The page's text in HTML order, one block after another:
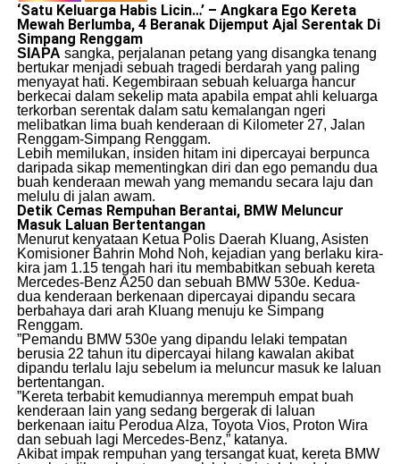
‘Satu Keluarga Habis Licin…’ – Angkara Ego Kereta
Mewah Berlumba, 4 Beranak Dijemput Ajal Serentak Di
Simpang Renggam
SIAPA sangka, perjalanan petang yang disangka tenang
bertukar menjadi sebuah tragedi berdarah yang paling
menyayat hati. Kegembiraan sebuah keluarga hancur
berkecai dalam sekelip mata apabila empat ahli keluarga
terkorban serentak dalam satu kemalangan ngeri
melibatkan lima buah kenderaan di Kilometer 27, Jalan
Renggam-Simpang Renggam.
​Lebih memilukan, insiden hitam ini dipercayai berpunca
daripada sikap mementingkan diri dan ego pemandu dua
buah kenderaan mewah yang memandu secara laju dan
melulu di jalan awam.
Detik Cemas Rempuhan Berantai, BMW Meluncur
Masuk Laluan Bertentangan
​Menurut kenyataan Ketua Polis Daerah Kluang, Asisten
Komisioner Bahrin Mohd Noh, kejadian yang berlaku kira-
kira jam 1.15 tengah hari itu membabitkan sebuah kereta
Mercedes-Benz A250 dan sebuah BMW 530e. Kedua-
dua kenderaan berkenaan dipercayai dipandu secara
berbahaya dari arah Kluang menuju ke Simpang
Renggam.
​”Pemandu BMW 530e yang dipandu lelaki tempatan
berusia 22 tahun itu dipercayai hilang kawalan akibat
dipandu terlalu laju sebelum ia meluncur masuk ke laluan
bertentangan.
​”Kereta terbabit kemudiannya merempuh empat buah
kenderaan lain yang sedang bergerak di laluan
berkenaan iaitu Perodua Alza, Toyota Vios, Proton Wira
dan sebuah lagi Mercedes-Benz,” katanya.
​Akibat impak rempuhan yang tersangat kuat, kereta BMW